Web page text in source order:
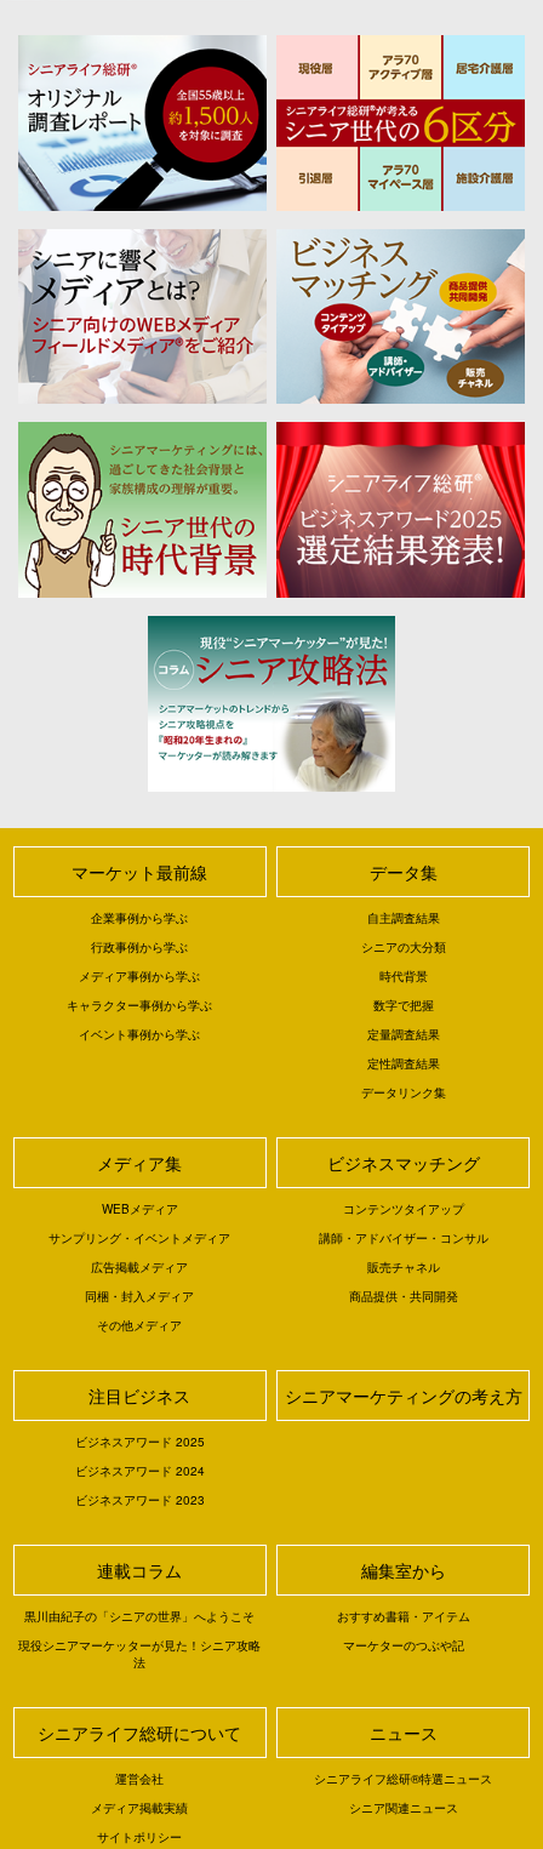
マーケット最前線
企業事例から学ぶ
行政事例から学ぶ
メディア事例から学ぶ
キャラクター事例から学ぶ
イベント事例から学ぶ
データ集
自主調査結果
シニアの大分類
時代背景
数字で把握
定量調査結果
定性調査結果
データリンク集
メディア集
WEBメディア
サンプリング・イベントメディア
広告掲載メディア
同梱・封入メディア
その他メディア
ビジネスマッチング
コンテンツタイアップ
講師・アドバイザー・コンサル
販売チャネル
商品提供・共同開発
注目ビジネス
ビジネスアワード 2025
ビジネスアワード 2024
ビジネスアワード 2023
シニアマーケティングの考え方
連載コラム
黒川由紀子の「シニアの世界」へようこそ
現役シニアマーケッターが見た！シニア攻略
法
編集室から
おすすめ書籍・アイテム
マーケターのつぶや記
シニアライフ総研について
運営会社
メディア掲載実績
サイトポリシー
ニュース
シニアライフ総研®特選ニュース
シニア関連ニュース